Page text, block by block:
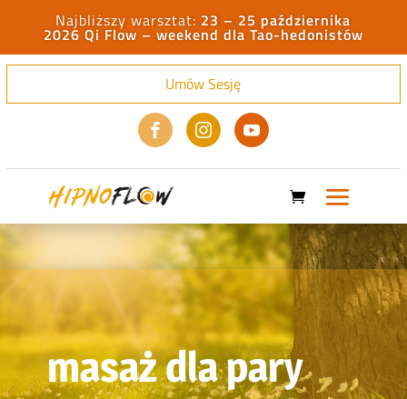
23 – 25 października
2026 Qi Flow – weekend dla Tao-hedonistów
Umów Sesję
  
masaż dla pary